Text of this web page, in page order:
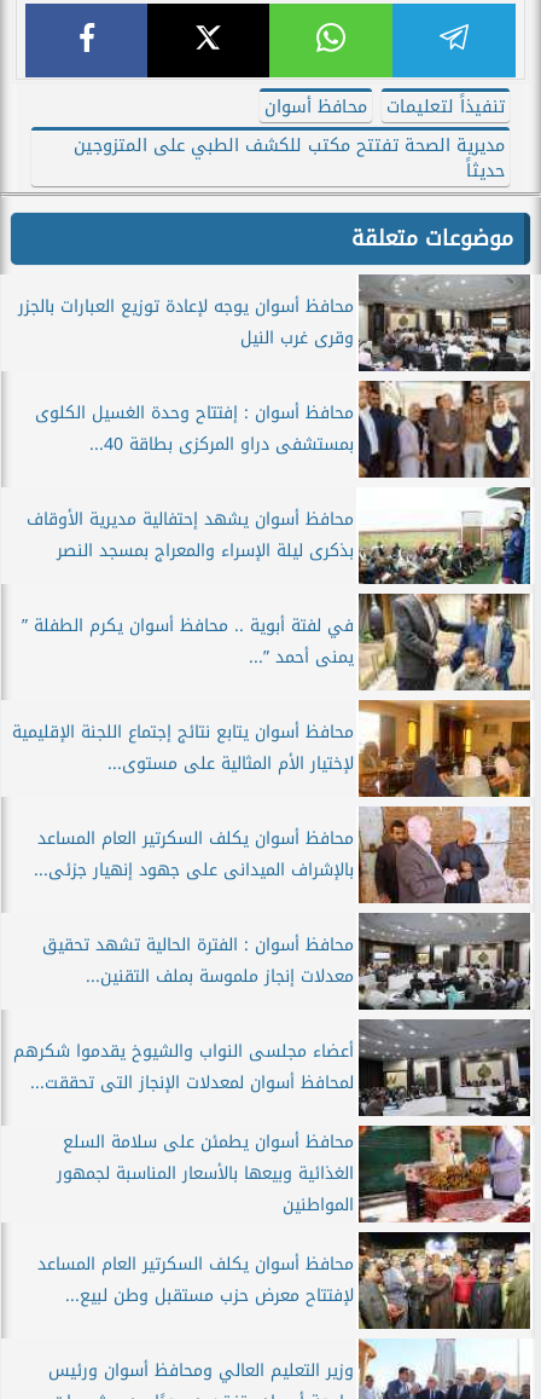
تنفيذاً لتعليمات
محافظ أسوان
مديرية الصحة تفتتح مكتب للكشف الطبي على المتزوجين
حديثاً
موضوعات متعلقة
محافظ أسوان يوجه لإعادة توزيع العبارات بالجزر
وقرى غرب النيل
محافظ أسوان : إفتتاح وحدة الغسيل الكلوى
بمستشفى دراو المركزى بطاقة 40...
محافظ أسوان يشهد إحتفالية مديرية الأوقاف
بذكرى ليلة الإسراء والمعراج بمسجد النصر
في لفتة أبوية .. محافظ أسوان يكرم الطفلة ”
يمنى أحمد ”...
محافظ أسوان يتابع نتائج إجتماع اللجنة الإقليمية
لإختيار الأم المثالية على مستوى...
محافظ أسوان يكلف السكرتير العام المساعد
بالإشراف الميدانى على جهود إنهيار جزئى...
محافظ أسوان : الفترة الحالية تشهد تحقيق
معدلات إنجاز ملموسة بملف التقنين...
أعضاء مجلسى النواب والشيوخ يقدموا شكرهم
لمحافظ أسوان لمعدلات الإنجاز التى تحققت...
محافظ أسوان يطمئن على سلامة السلع
الغذائية وبيعها بالأسعار المناسبة لجمهور
المواطنين
محافظ أسوان يكلف السكرتير العام المساعد
لإفتتاح معرض حزب مستقبل وطن لبيع...
وزير التعليم العالي ومحافظ أسوان ورئيس